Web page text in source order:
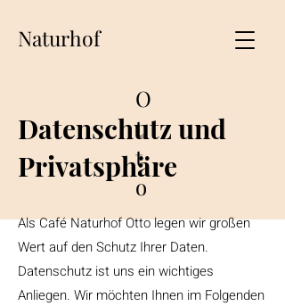
Naturhof
O
t
t
o
Datenschutz und
Privatsphäre
Als Café Naturhof Otto legen wir großen
Wert auf den Schutz Ihrer Daten.
Datenschutz ist uns ein wichtiges
Anliegen. Wir möchten Ihnen im Folgenden